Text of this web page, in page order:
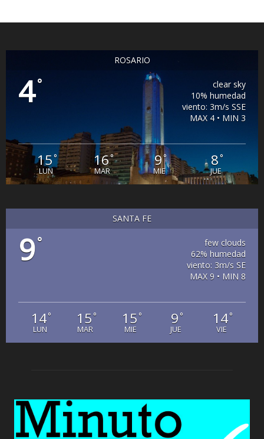
ROSARIO
4°
clear sky
10% humedad
viento: 3m/s SSE
MAX 4 • MIN 3
15°
LUN
16°
MAR
9°
MIE
8°
JUE
SANTA FE
9°
few clouds
62% humedad
viento: 3m/s SE
MAX 9 • MIN 8
14°
LUN
15°
MAR
15°
MIE
9°
JUE
14°
VIE